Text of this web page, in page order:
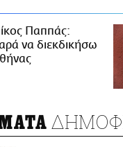
Παππάς:
να διεκδικήσω